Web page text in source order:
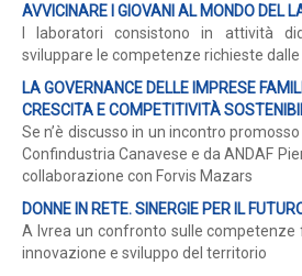
AVVICINARE I GIOVANI AL MONDO DEL
I laboratori consistono in attività
sviluppare le competenze richieste
LA GOVERNANCE DELLE IMPRESE
CRESCITA E COMPETITIVITÀ
Se n’è discusso in un incontro
Confindustria Canavese e da ANDAF
collaborazione con Forvis Mazars
DONNE IN RETE. SINERGIE PER IL
A Ivrea un confronto sulle
innovazione e sviluppo del territorio